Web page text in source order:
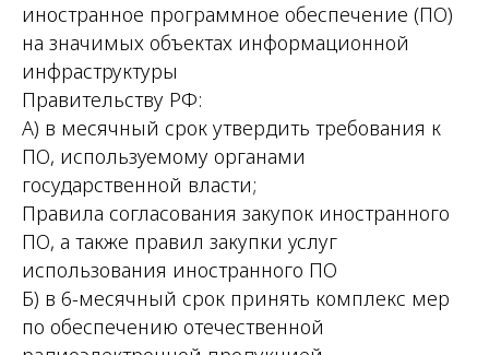
иностранное программное обеспечение (ПО)
на значимых объектах информационной
инфраструктуры
Правительству РФ:
А) в месячный срок утвердить требования к
ПО, используемому органами
государственной власти;
Правила согласования закупок иностранного
ПО, а также правил закупки услуг
использования иностранного ПО
Б) в 6-месячный срок принять комплекс мер
по обеспечению отечественной